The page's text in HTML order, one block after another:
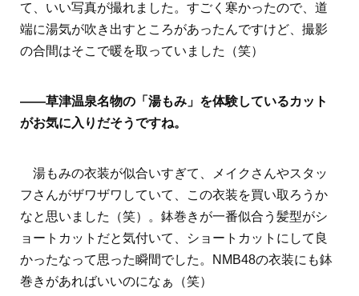
て、いい写真が撮れました。すごく寒かったので、道
端に湯気が吹き出すところがあったんですけど、撮影
の合間はそこで暖を取っていました（笑）
――草津温泉名物の「湯もみ」を体験しているカット
がお気に入りだそうですね。
湯もみの衣装が似合いすぎて、メイクさんやスタッ
フさんがザワザワしていて、この衣装を買い取ろうか
なと思いました（笑）。鉢巻きが一番似合う髪型がシ
ョートカットだと気付いて、ショートカットにして良
かったなって思った瞬間でした。NMB48の衣装にも鉢
巻きがあればいいのになぁ（笑）